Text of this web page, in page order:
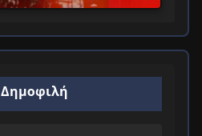
Δημοφιλή